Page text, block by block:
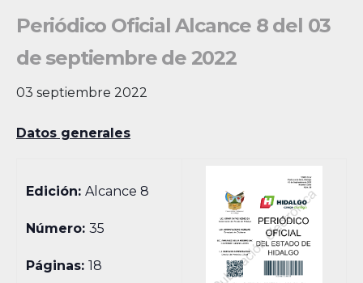
Periódico Oficial Alcance 8 del 03
de septiembre de 2022
03 septiembre 2022
Datos generales
Edición:Alcance 8
Número:35
Páginas:18